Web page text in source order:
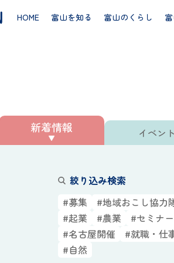
HOME 富山を知る 富山のくらし
新着情報 イベン
絞り込み検索
#募集
#地域おこし協力
#起業
#農業
#セミナー
#名古屋開催
#就職・仕
#自然